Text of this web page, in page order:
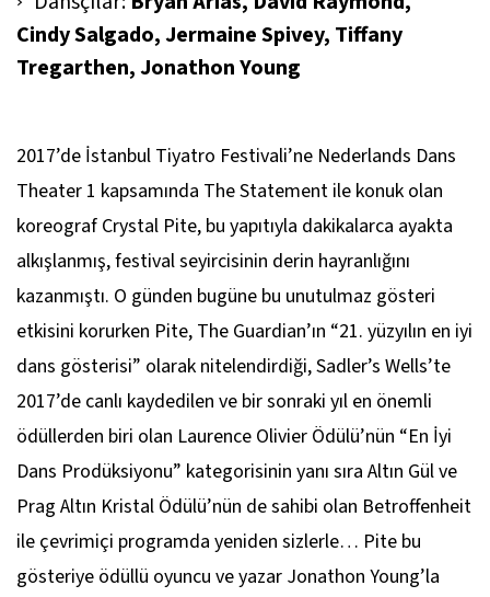
Cindy Salgado, Jermaine Spivey, Tiffany
Tregarthen, Jonathon Young
2017’de İstanbul Tiyatro Festivali’ne Nederlands Dans
Theater 1 kapsamında The Statement ile konuk olan
koreograf Crystal Pite, bu yapıtıyla dakikalarca ayakta
alkışlanmış, festival seyircisinin derin hayranlığını
kazanmıştı. O günden bugüne bu unutulmaz gösteri
etkisini korurken Pite, The Guardian’ın “21. yüzyılın en iyi
dans gösterisi” olarak nitelendirdiği, Sadler’s Wells’te
2017’de canlı kaydedilen ve bir sonraki yıl en önemli
ödüllerden biri olan Laurence Olivier Ödülü’nün “En İyi
Dans Prodüksiyonu” kategorisinin yanı sıra Altın Gül ve
Prag Altın Kristal Ödülü’nün de sahibi olan Betroffenheit
ile çevrimiçi programda yeniden sizlerle… Pite bu
gösteriye ödüllü oyuncu ve yazar Jonathon Young’la